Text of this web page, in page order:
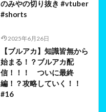
のみやの切り抜き #vtuber
#shorts
2025年6月26日
【ブルアカ】知識皆無から
始まる！？ブルアカ配
信！！！ ついに最終
編！？攻略していく！！
#16